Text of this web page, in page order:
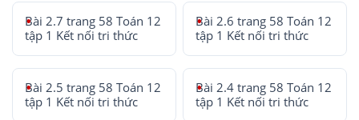
Bài 2.7 trang 58 Toán 12
tập 1 Kết nối tri thức
Bài 2.6 trang 58 Toán 12
tập 1 Kết nối tri thức
Bài 2.5 trang 58 Toán 12
tập 1 Kết nối tri thức
Bài 2.4 trang 58 Toán 12
tập 1 Kết nối tri thức